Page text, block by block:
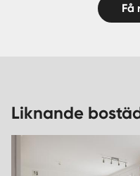
Få
Liknande